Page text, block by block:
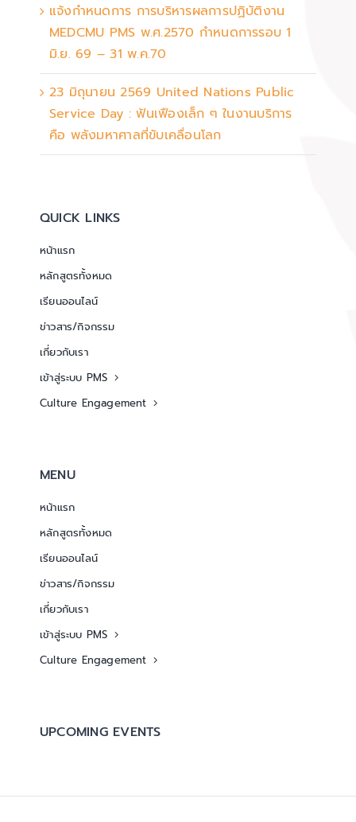
แจ้งกำหนดการ การบริหารผลการปฏิบัติงาน
MEDCMU PMS พ.ศ.2570 กำหนดการรอบ 1
มิ.ย. 69 – 31 พ.ค.70
23 มิถุนายน 2569 United Nations Public
Service Day : ฟันเฟืองเล็ก ๆ ในงานบริการ
คือ พลังมหาศาลที่ขับเคลื่อนโลก
QUICK LINKS
หน้าแรก
หลักสูตรทั้งหมด
เรียนออนไลน์
ข่าวสาร/กิจกรรม
เกี่ยวกับเรา
เข้าสู่ระบบ PMS
Culture Engagement
MENU
หน้าแรก
หลักสูตรทั้งหมด
เรียนออนไลน์
ข่าวสาร/กิจกรรม
เกี่ยวกับเรา
เข้าสู่ระบบ PMS
Culture Engagement
UPCOMING EVENTS